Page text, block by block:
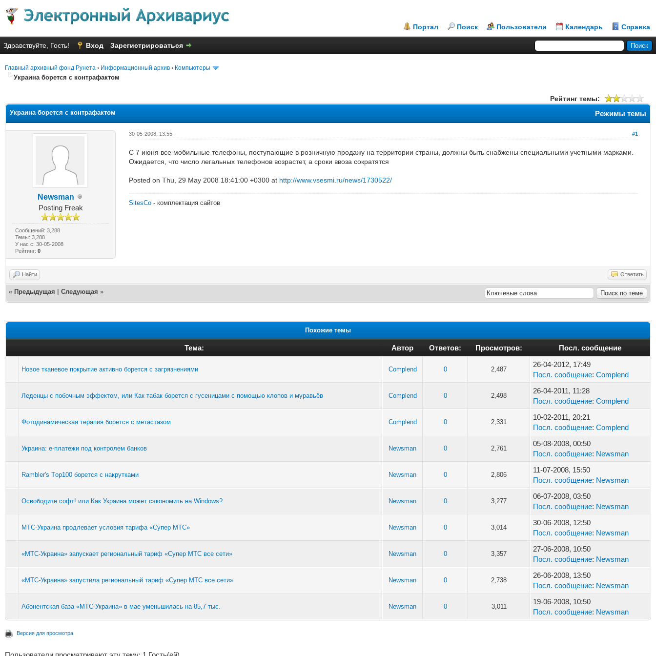
Портал Поиск Пользователи Календарь Справка
Здравствуйте, Гость! Вход Зарегистрироваться
Главный архивный фонд Рунета › Информационный архив › Компьютеры
Украина борется с контрафактом
Рейтинг темы:
Режимы темы
Украина борется с контрафактом
Newsman
Posting Freak
Сообщений: 3,288
Темы: 3,288
У нас с: 30-05-2008
Рейтинг:0
#1
30-05-2008, 13:55
С 7 июня все мобильные телефоны, поступающие в розничную продажу на территории страны, должны быть снабжены специальными учетными марками.
Ожидается, что число легальных телефонов возрастет, а сроки ввоза сократятся
Posted on Thu, 29 May 2008 18:41:00 +0300 at http://www.vsesmi.ru/news/1730522/
SitesCo- комплектация сайтов
Найти Ответить
« Предыдущая Следующая »
Похожие темы
Тема: Автор Ответов: Просмотров: Посл. сообщение
Новое тканевое покрытие активно борется с загрязнениями Complend 0 2,487
26-04-2012, 17:49
Посл. сообщение: Complend
Леденцы с побочным эффектом, или Как табак борется с гусеницами с помощью клопов и муравьёв Complend 0 2,498
26-04-2011, 11:28
Посл. сообщение: Complend
Фотодинамическая терапия борется с метастазом Complend 0 2,331
10-02-2011, 20:21
Посл. сообщение: Complend
Украина: е-платежи под контролем банков Newsman 0 2,761
05-08-2008, 00:50
Посл. сообщение: Newsman
Rambler's Тop100 борется с накрутками Newsman 0 2,806
11-07-2008, 15:50
Посл. сообщение: Newsman
Освободите софт! или Как Украина может сэкономить на Windows? Newsman 0 3,277
06-07-2008, 03:50
Посл. сообщение: Newsman
МТС-Украина продлевает условия тарифа «Супер МТС» Newsman 0 3,014
30-06-2008, 12:50
Посл. сообщение: Newsman
«МТС-Украина» запускает региональный тариф «Супер МТС все сети» Newsman 0 3,357
27-06-2008, 10:50
Посл. сообщение: Newsman
«МТС-Украина» запустила региональный тариф «Супер МТС все сети» Newsman 0 2,738
26-06-2008, 13:50
Посл. сообщение: Newsman
Абонентская база «МТС-Украина» в мае уменьшилась на 85,7 тыс. Newsman 0 3,011
19-06-2008, 10:50
Посл. сообщение: Newsman
Версия для просмотра